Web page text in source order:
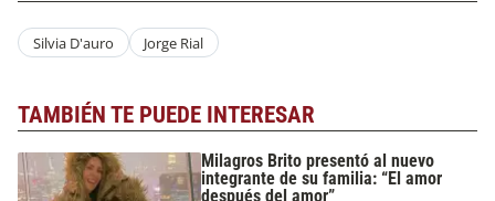
Silvia D'auro Jorge Rial
TAMBIÉN TE PUEDE INTERESAR
Milagros Brito presentó al nuevo
integrante de su familia: “El amor
después del amor”